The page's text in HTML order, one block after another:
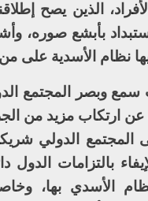
الذين يصح
بأبشع صوره،
نظام الأسدية على
وبصر المجتمع
عن ارتكاب مزيد من
حتى أضحى المجتمع
بالتزامات
الأسدي بها،